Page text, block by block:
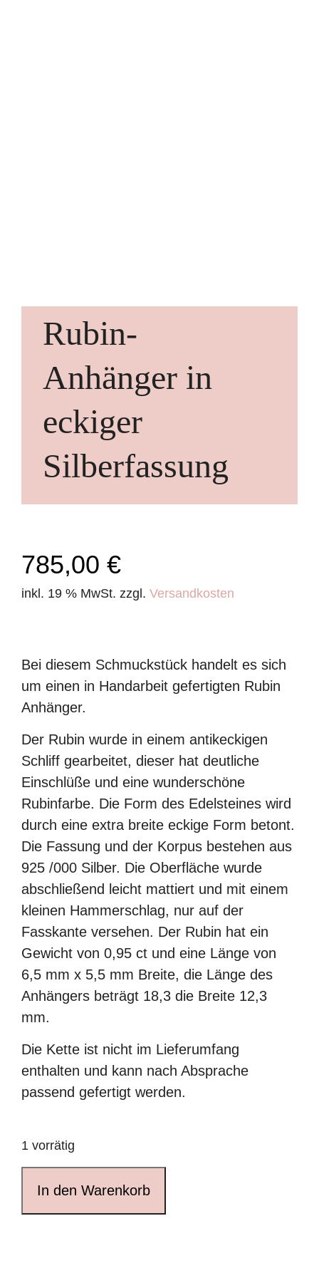
Rubin-
Anhänger in
eckiger
Silberfassung
785,00 €
inkl. 19 % MwSt. zzgl. Versandkosten
Bei diesem Schmuckstück handelt es sich
um einen in Handarbeit gefertigten Rubin
Anhänger.
Der Rubin wurde in einem antikeckigen
Schliff gearbeitet, dieser hat deutliche
Einschlüße und eine wunderschöne
Rubinfarbe. Die Form des Edelsteines wird
durch eine extra breite eckige Form betont.
Die Fassung und der Korpus bestehen aus
925 /000 Silber. Die Oberfläche wurde
abschließend leicht mattiert und mit einem
kleinen Hammerschlag, nur auf der
Fasskante versehen. Der Rubin hat ein
Gewicht von 0,95 ct und eine Länge von
6,5 mm x 5,5 mm Breite, die Länge des
Anhängers beträgt 18,3 die Breite 12,3
mm.
Die Kette ist nicht im Lieferumfang
enthalten und kann nach Absprache
passend gefertigt werden.
1 vorrätig
Anhänger
in
In den Warenkorb